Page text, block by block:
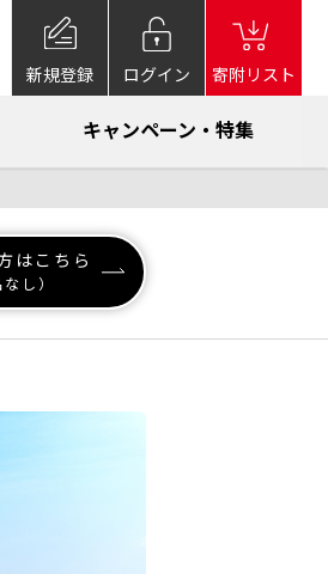
新規登録 ログイン 寄附リスト
キャンペーン・特集
はこちら
なし）